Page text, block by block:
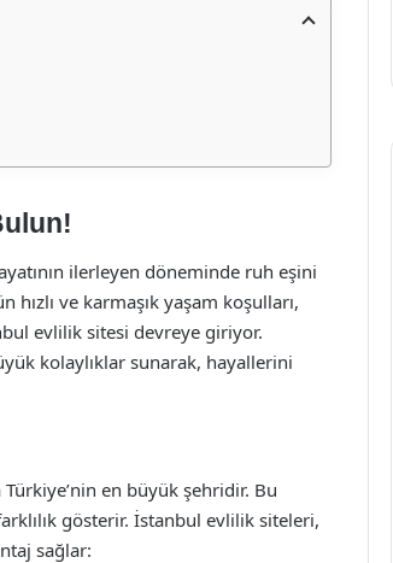
ilerleyen döneminde ruh eşini
ve karmaşık yaşam koşulları,
evlilik sitesi devreye giriyor.
kolaylıklar sunarak, hayallerini
en büyük şehridir. Bu
gösterir. İstanbul evlilik siteleri,
sağlar: